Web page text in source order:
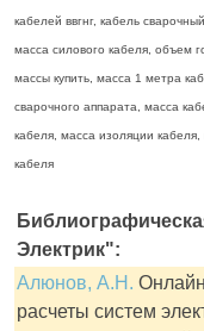
кабелей ввгнг, кабель
масса силового кабеля, объем
массы купить, масса 1 метра
сварочного аппарата, масса
кабеля, масса изоляции
кабеля
Электрик":
Алюнов, А.Н.
расчеты систем